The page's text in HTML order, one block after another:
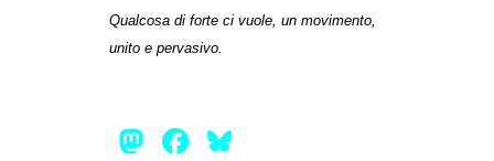
Qualcosa di forte ci vuole, un movimento,
unito e pervasivo.
Mastodon
Facebook